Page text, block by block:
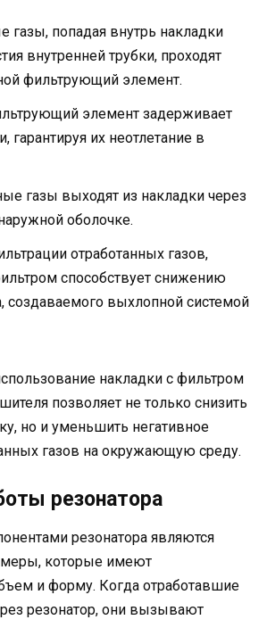
газы, попадая внутрь накладки
внутренней трубки, проходят
фильтрующий элемент.
элемент задерживает
гарантируя их неотлетание в
газы выходят из накладки через
оболочке.
отработанных газов,
способствует снижению
создаваемого выхлопной системой
накладки с фильтром
позволяет не только снизить
но и уменьшить негативное
газов на окружающую среду.
резонатора
резонатора являются
которые имеют
и форму. Когда отработавшие
резонатор, они вызывают